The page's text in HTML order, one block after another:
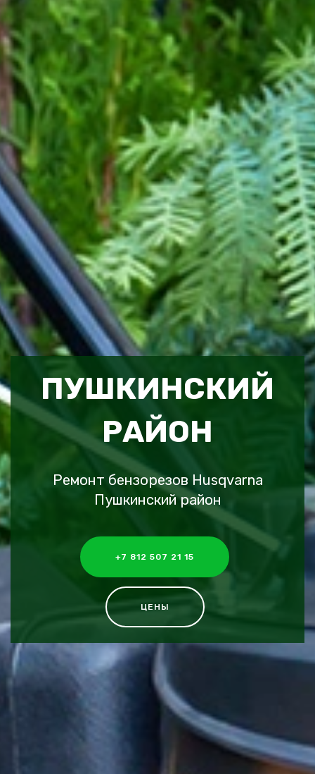
ПУШКИНСКИЙ
РАЙОН
Ремонт бензорезов Husqvarna
Пушкинский район
+7 812 507 21 15
ЦЕНЫ